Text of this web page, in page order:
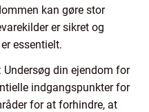
kan gøre stor
er sikret og
essentielt.
: Undersøg din ejendom for
indgangspunkter for
for at forhindre, at